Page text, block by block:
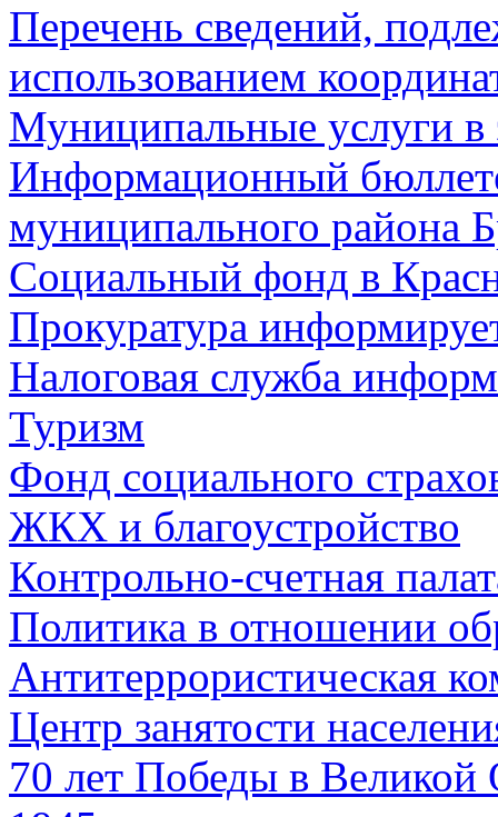
Перечень сведений,
использованием
Муниципальные услуги в
Информационный
муниципального района
Социальный фонд в
Прокуратура
Налоговая служба
Туризм
Фонд социального
ЖКХ и благоустройство
Контрольно-счетная
Политика в отношении
Антитеррористическая
Центр занятости
70 лет Победы в Великой